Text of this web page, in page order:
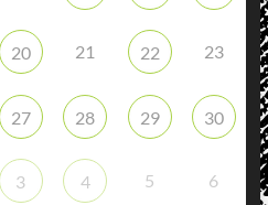
20 21 22 23
27 28 29 30
3 4 5 6